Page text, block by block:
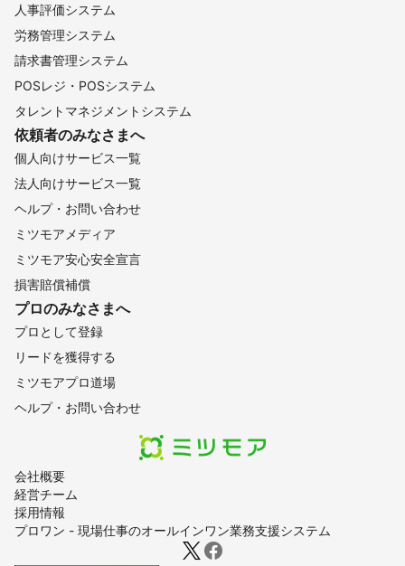
会社概要
経営チーム
採用情報
プロワン - 現場仕事のオールインワン業務支援システム
人事評価システム
労務管理システム
請求書管理システム
POSレジ・POSシステム
タレントマネジメントシステム
依頼者のみなさまへ
個人向けサービス一覧
法人向けサービス一覧
ヘルプ・お問い合わせ
ミツモアメディア
ミツモア安心安全宣言
損害賠償補償
プロのみなさまへ
プロとして登録
リードを獲得する
ミツモアプロ道場
ヘルプ・お問い合わせ